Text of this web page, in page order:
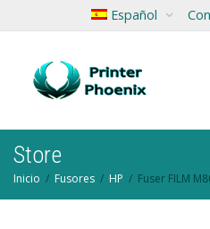
Español
Store
Inicio Fusores HP Fuser FILM